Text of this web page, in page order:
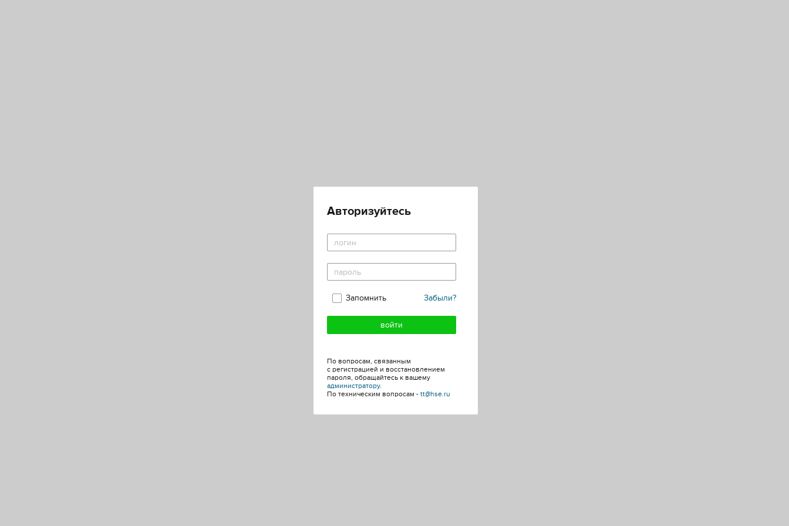
Авторизуйтесь
Забыли?
Запомнить
По вопросам, связанным
с регистрацией и восстановлением
пароля, обращайтесь к вашему
администратору.
По техническим вопросам - tt@hse.ru